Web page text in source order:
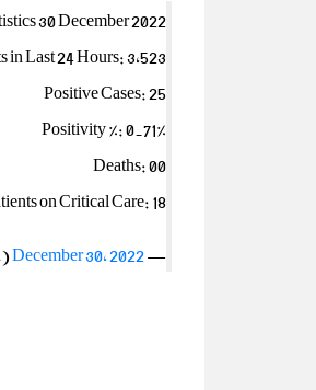
30 December 2022
in Last 24 Hours: 3,523
Positive Cases: 25
Positivity %: 0.71%
Deaths: 00
on Critical Care: 18
— NIH Pakistan (@NIH_Pakistan)
December 30, 2022